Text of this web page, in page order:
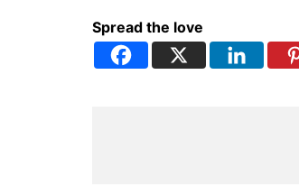
Spread the love